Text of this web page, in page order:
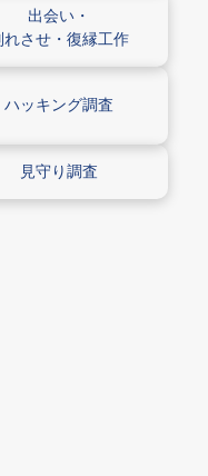
出会い・
れさせ・ 復縁工作
ハッキング調査
見守り調査